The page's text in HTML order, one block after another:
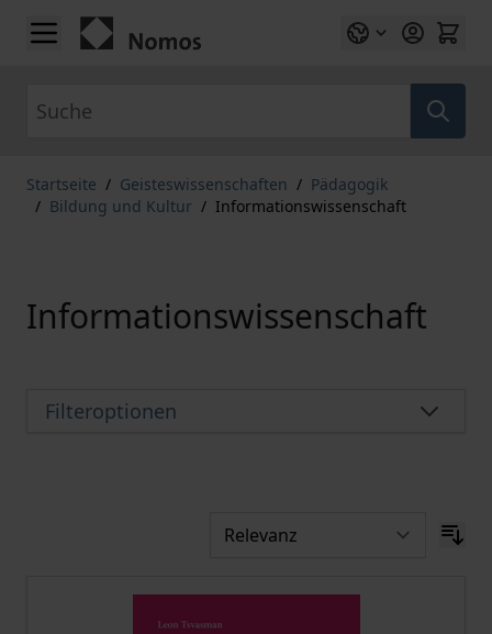
Zum Inhalt springen
Startseite / Geisteswissenschaften / Pädagogik
/ Bildung und Kultur / Informationswissenschaft
Informationswissenschaft
Filteroptionen